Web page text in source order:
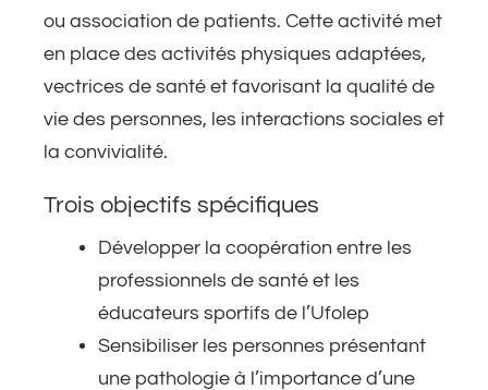
ou association de patients. Cette activité met
en place des activités physiques adaptées,
vectrices de santé et favorisant la qualité de
vie des personnes, les interactions sociales et
la convivialité.
Trois objectifs spécifiques
Développer la coopération entre les
professionnels de santé et les
éducateurs sportifs de l’Ufolep
Sensibiliser les personnes présentant
une pathologie à l’importance d’une